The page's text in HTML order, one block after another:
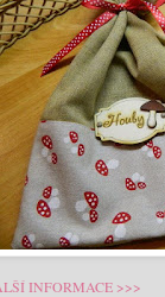
INFORMACE >>>